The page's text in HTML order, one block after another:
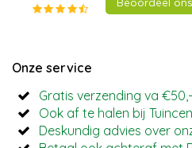
Onze service
Gratis verzending va
Ook af te halen bij
Deskundig advies over